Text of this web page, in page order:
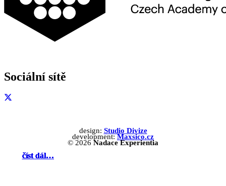
číst dál…
číst dál…
číst dál…
číst dál…
Sociální sítě
design: Studio Divize
development:Maxsico.cz
© 2026 Nadace Experientia